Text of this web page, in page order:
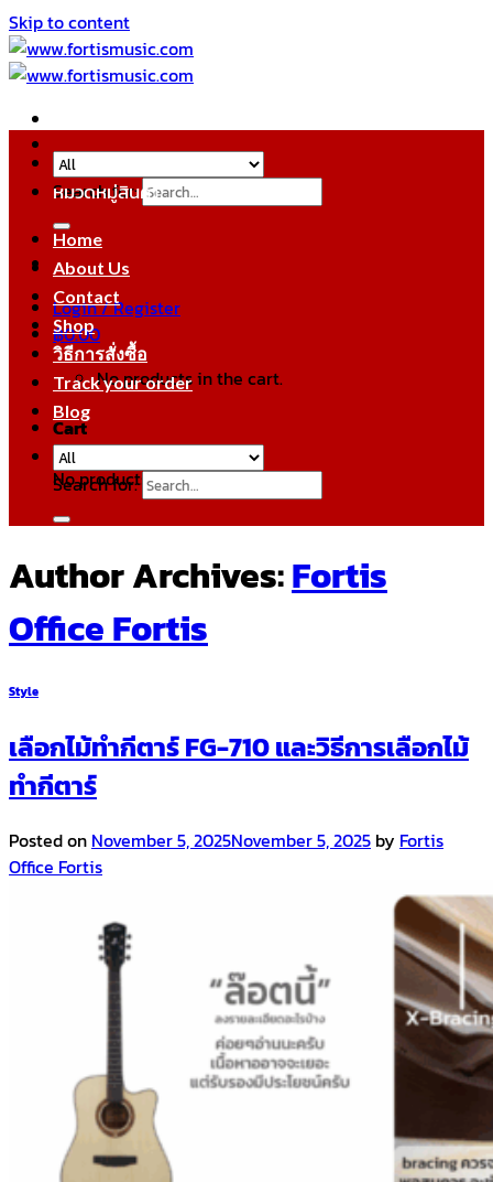
Skip to content
Search for:
Login / Register
฿0.00
No products in the cart.
Cart
No products in the cart.
หมวดหมู่สินค้า
Home
About Us
Contact
Shop
วิธีการสั่งซื้อ
Track your order
Blog
Search for:
Author Archives:Fortis
Office Fortis
Style
เลือกไม้ทำกีตาร์ FG-710 และวิธีการเลือกไม้
ทำกีตาร์
Posted on November 5, 2025November 5, 2025 by Fortis
Office Fortis